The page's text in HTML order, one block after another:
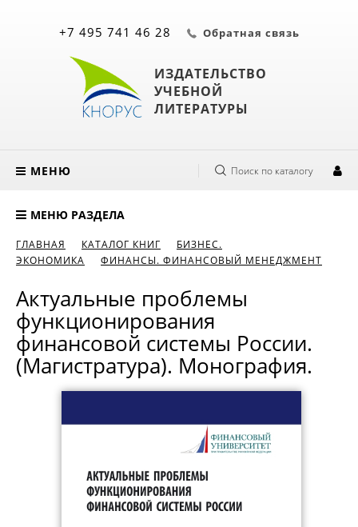
ИЗДАТЕЛЬСТВО
УЧЕБНОЙ
ЛИТЕРАТУРЫ
+7 495 741 46 28 Обратная связь
МЕНЮ Поиск по каталогу
МЕНЮ РАЗДЕЛА
ГЛАВНАЯ КАТАЛОГ КНИГ
БИЗНЕС.
ЭКОНОМИКА
ФИНАНСЫ. ФИНАНСОВЫЙ МЕНЕДЖМЕНТ
Актуальные проблемы
функционирования
финансовой системы России.
(Магистратура). Монография.